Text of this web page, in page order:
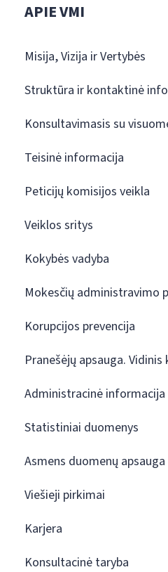
APIE VMI
Misija, Vizija ir Vertybės
Struktūra ir kontaktinė
Konsultavimasis su
Teisinė informacija
Peticijų komisijos veikla
Veiklos sritys
Kokybės vadyba
Mokesčių administravimo
Korupcijos prevencija
Pranešėjų apsauga. Vidinis
Administracinė informacija
Statistiniai duomenys
Asmens duomenų apsauga
Viešieji pirkimai
Karjera
Konsultacinė taryba